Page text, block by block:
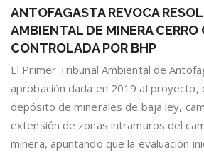
ANTOFAGASTA REVOCA
AMBIENTAL DE MINERA
CONTROLADA POR BHP
El Primer Tribunal Ambiental de
aprobación dada en 2019 al proyecto,
depósito de minerales de baja ley,
extensión de zonas intramuros del
minera, apuntando que la evaluación